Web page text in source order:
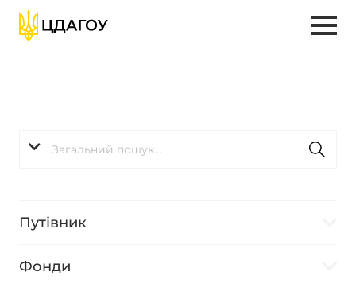
Путівник
Фонди